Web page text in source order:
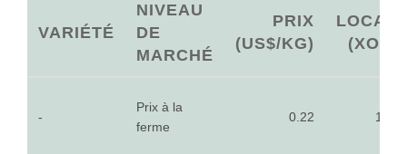
VARIÉTÉ
NIVEAU
DE
MARCHÉ
PRIX
(US$/KG)
LOCAL
(XOF)
-
Prix à la
ferme
0.22 131